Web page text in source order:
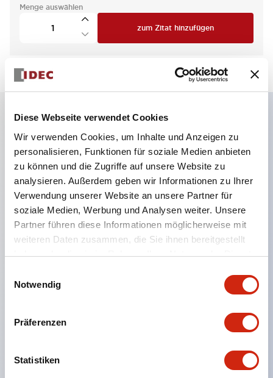
Diese Webseite verwendet Cookies
Wir verwenden Cookies, um Inhalte und Anzeigen zu
personalisieren, Funktionen für soziale Medien anbieten
zu können und die Zugriffe auf unsere Website zu
analysieren. Außerdem geben wir Informationen zu Ihrer
Verwendung unserer Website an unsere Partner für
soziale Medien, Werbung und Analysen weiter. Unsere
Partner führen diese Informationen möglicherweise mit
weiteren Daten zusammen, die Sie ihnen bereitgestellt
haben oder die sie im Rahmen Ihrer Nutzung der Dienste
Notwendig
Präferenzen
Statistiken
Menge auswählen
zum Zitat hinzufügen
Hauptmerkmale
Geeignet für ein breites Anwendungsspektrum
von der Konsumelektronik bis zum FA-Bereich
LED-Beleuchtungseinheit mit integriertem
strombegrenzendem Widerstand und Diode im
LED-Lampenkörper
Schutzarten IP40 und IP65 vollständig verfügbar
UL- und CSA-zertifiziert. Entspricht EN (Europa)
Normen. CCC-zertifiziert (außer Anzeigeleuchten).
Mit speziellem Zubehör leicht auf Φ22 Flash-